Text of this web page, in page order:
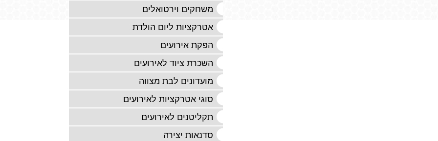
משחקים וירטואלים
אטרקציות ליום הולדת
הפקת אירועים
השכרת ציוד לאירועים
מועדונים לבת מצווה
סוגי אטרקציות לאירועים
תקליטנים לאירועים
סדנאות יצירה